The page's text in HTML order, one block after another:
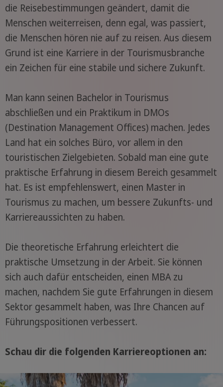
die Reisebestimmungen geändert, damit die
Menschen weiterreisen, denn egal, was passiert,
die Menschen hören nie auf zu reisen. Aus diesem
Grund ist eine Karriere in der Tourismusbranche
ein Zeichen für eine stabile und sichere Zukunft.
Man kann seinen Bachelor in Tourismus
abschließen und ein Praktikum in DMOs
(Destination Management Offices) machen. Jedes
Land hat ein solches Büro, vor allem in den
touristischen Zielgebieten. Sobald man eine gute
praktische Erfahrung in diesem Bereich gesammelt
hat. Es ist empfehlenswert, einen Master in
Tourismus zu machen, um bessere Zukunfts- und
Karriereaussichten zu haben.
Die theoretische Erfahrung erleichtert die
praktische Umsetzung in der Arbeit. Sie können
sich auch dafür entscheiden, einen MBA zu
machen, nachdem Sie gute Erfahrungen in diesem
Sektor gesammelt haben, was Ihre Chancen auf
Führungspositionen verbessert.
Schau dir die folgenden Karriereoptionen an: